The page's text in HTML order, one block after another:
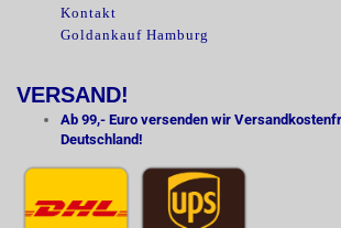
Kontakt
Goldankauf Hamburg
VERSAND!
Ab 99,- Euro versenden wir
Deutschland!